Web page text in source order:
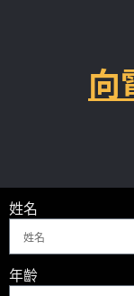
向
姓名
年齡